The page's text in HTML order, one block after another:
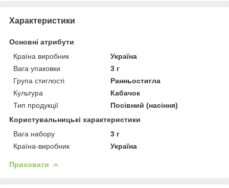
Характеристики
Основні атрибути
Країна виробник
Україна
Вага упаковки
3 г
Група стиглості
Ранньостигла
Культура
Кабачок
Тип продукції
Посівний (насіння)
Користувальницькі характеристики
Вага набору
3 г
Країна-виробник
Україна
Приховати